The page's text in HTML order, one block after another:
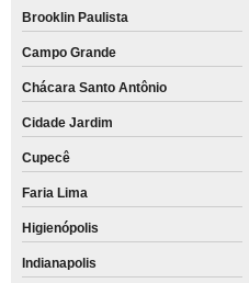
Brooklin Paulista
Campo Grande
Chácara Santo Antônio
Cidade Jardim
Cupecê
Faria Lima
Higienópolis
Indianapolis